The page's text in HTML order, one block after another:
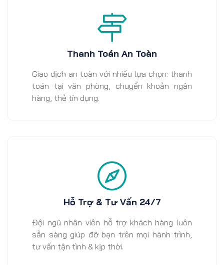
Thanh Toán An Toàn
Giao dịch an toàn với nhiều lựa chọn: thanh
toán tại văn phòng, chuyển khoản ngân
hàng, thẻ tín dụng.
Hỗ Trợ & Tư Vấn 24/7
Đội ngũ nhân viên hỗ trợ khách hàng luôn
sẵn sàng giúp đỡ bạn trên mọi hành trình,
tư vấn tận tình & kịp thời.